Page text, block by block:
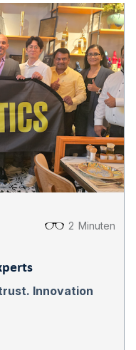
2 Minuten
Innovation